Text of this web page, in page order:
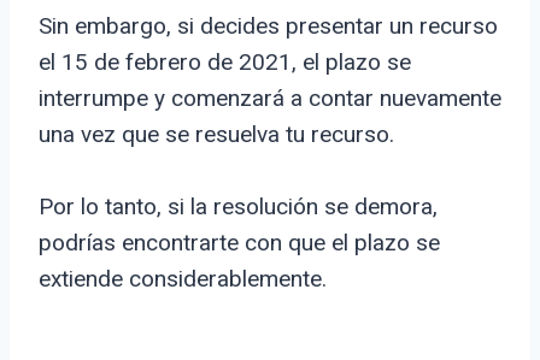
Sin embargo, si decides presentar un recurso
el 15 de febrero de 2021, el plazo se
interrumpe y comenzará a contar nuevamente
una vez que se resuelva tu recurso.
Por lo tanto, si la resolución se demora,
podrías encontrarte con que el plazo se
extiende considerablemente.